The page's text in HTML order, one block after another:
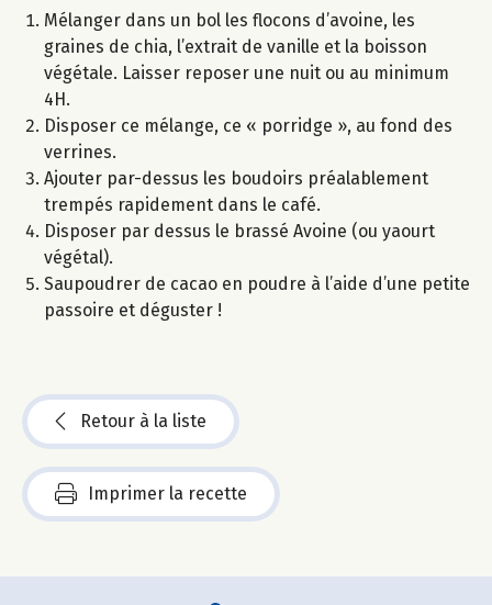
Mélanger dans un bol les flocons d’avoine, les
graines de chia, l’extrait de vanille et la boisson
végétale. Laisser reposer une nuit ou au minimum
4H.
Disposer ce mélange, ce « porridge », au fond des
verrines.
Ajouter par-dessus les boudoirs préalablement
trempés rapidement dans le café.
Disposer par dessus le brassé Avoine (ou yaourt
végétal).
Saupoudrer de cacao en poudre à l’aide d’une petite
passoire et déguster !
Retour à la liste
Imprimer la recette